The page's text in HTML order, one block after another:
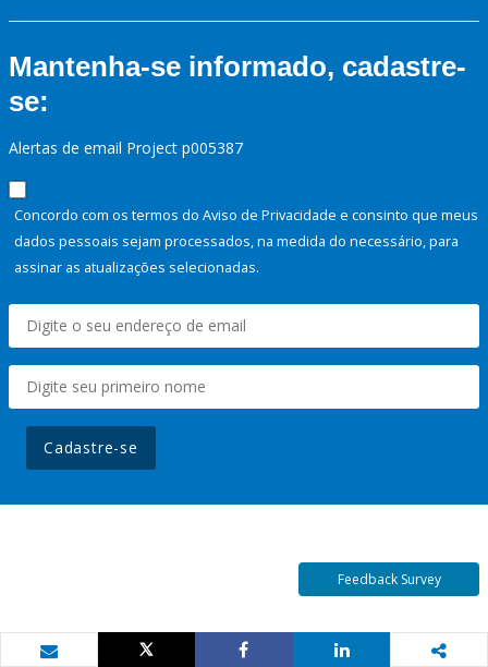
Mantenha-se informado, cadastre-
se:
Alertas de email Project p005387
Concordo com os termos do Aviso de Privacidade e consinto que meus
dados pessoais sejam processados, na medida do necessário, para
assinar as atualizações selecionadas.
Cadastre-se
Feedback Survey